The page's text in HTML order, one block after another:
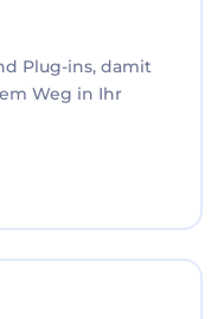
Plug-ins, damit
Weg in Ihr